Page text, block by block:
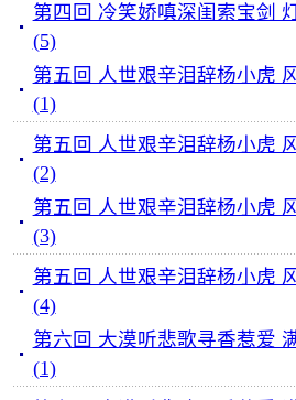
第四回 冷笑娇嗔深闺索宝剑
(5)
第五回 人世艰辛泪辞杨小虎
(1)
第五回 人世艰辛泪辞杨小虎
(2)
第五回 人世艰辛泪辞杨小虎
(3)
第五回 人世艰辛泪辞杨小虎
(4)
第六回 大漠听悲歌寻香惹爱
(1)